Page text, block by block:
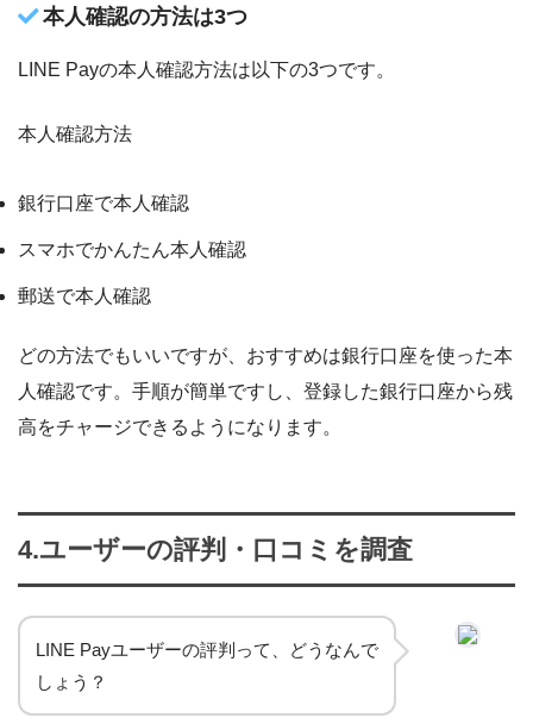
本人確認の方法は3つ
LINE Payの本人確認方法は以下の3つです。
本人確認方法
銀行口座で本人確認
スマホでかんたん本人確認
郵送で本人確認
どの方法でもいいですが、おすすめは銀行口座を使った本
人確認です。手順が簡単ですし、登録した銀行口座から残
高をチャージできるようになります。
4.ユーザーの評判・口コミを調査
LINE Payユーザーの評判って、どうなんで
しょう？